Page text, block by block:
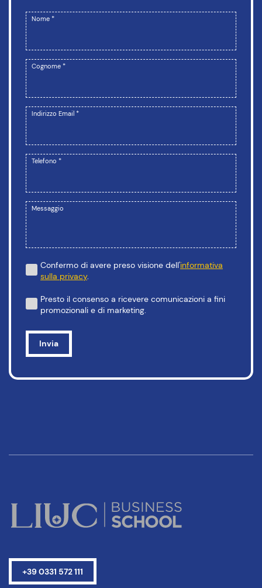
Nome *
Cognome *
Indirizzo Email *
Telefono *
Messaggio
Confermo di avere preso visione dell'informativa
sulla privacy.
Presto il consenso a ricevere comunicazioni a fini
promozionali e di marketing.
+39 0331 572 111